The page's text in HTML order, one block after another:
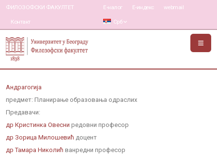
ФИЛОЗОФСКИ ФАКУЛТЕТ
Контакт
Е-налог Е-индекс webmail
Срб
Андрагогија
предмет: Планирање образовања одраслих
Предавачи:
др Кристинка Овесни редовни професор
др Зорица Милошевић доцент
др Тамара Николић ванредни професор